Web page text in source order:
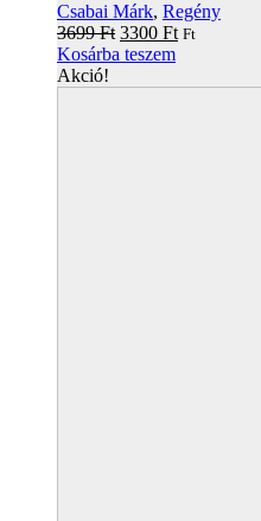
Csabai Márk, Regény
3699Ft Original
price
3300 FtCurrent
Ft
Kosárba teszem
Akció!